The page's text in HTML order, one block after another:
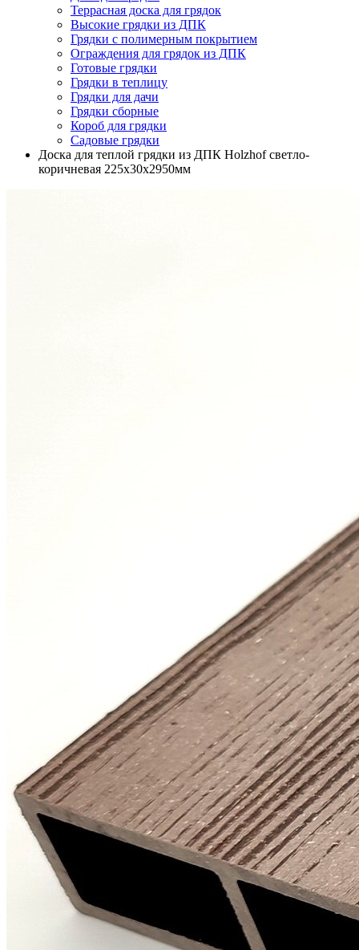
Террасная доска для грядок
Высокие грядки из ДПК
Грядки с полимерным покрытием
Ограждения для грядок из ДПК
Готовые грядки
Грядки в теплицу
Грядки для дачи
Грядки сборные
Короб для грядки
Садовые грядки
Доска для теплой грядки из ДПК Holzhof светло-
коричневая 225х30х2950мм